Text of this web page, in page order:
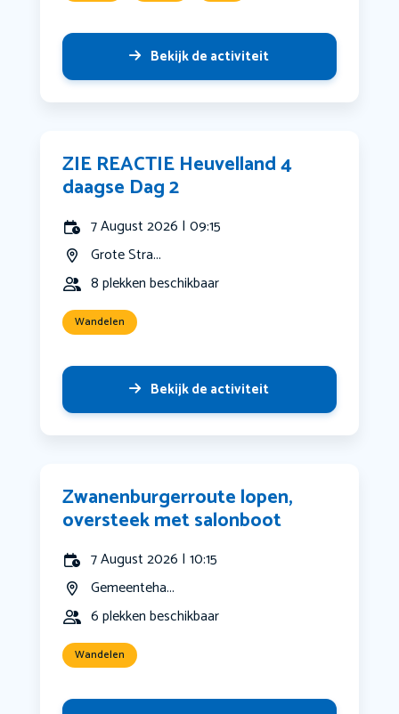
Bekijk de activiteit
ZIE REACTIE Heuvelland 4
daagse Dag 2
7 August 2026 | 09:15
Grote Stra...
8 plekken beschikbaar
Wandelen
Bekijk de activiteit
Zwanenburgerroute lopen,
oversteek met salonboot
7 August 2026 | 10:15
Gemeenteha...
6 plekken beschikbaar
Wandelen